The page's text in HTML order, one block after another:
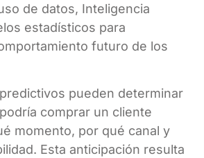
de datos, Inteligencia
estadísticos para
futuro de los
pueden determinar
comprar un cliente
momento, por qué canal y
Esta anticipación resulta